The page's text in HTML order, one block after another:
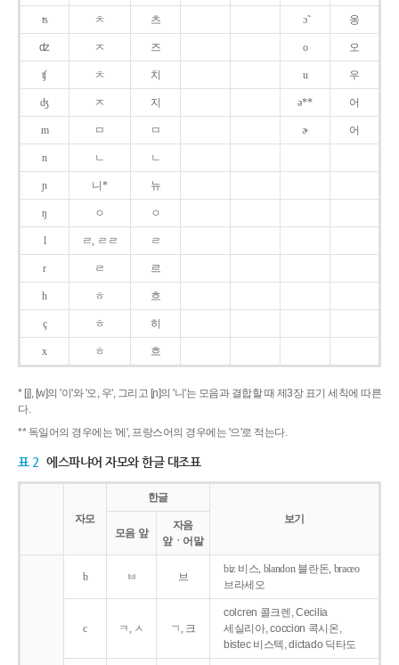
ʦ ㅊ 츠 ɔ̃ 옹
ʣ ㅈ 즈 o 오
ʧ ㅊ 치 u 우
ʤ ㅈ 지 ə** 어
m ㅁ ㅁ ɚ 어
n ㄴ ㄴ
ɲ 니* 뉴
ŋ ㅇ ㅇ
l ㄹ, ㄹㄹ ㄹ
r ㄹ 르
h ㅎ 흐
ç ㅎ 히
x ㅎ 흐
* [j], [w]의 '이'와 '오, 우', 그리고 [ɲ]의 '니'는 모음과 결합할 때 제3장 표기 세칙에 따른
다.
** 독일어의 경우에는 '에', 프랑스어의 경우에는 '으'로 적는다.
표 2 에스파냐어 자모와 한글 대조표
자모
한글
보기
모음 앞
자음
앞ㆍ어말
b ㅂ 브
biz 비스, blandon 블란돈, braceo
브라세오
c ㅋ, ㅅ ㄱ, 크
colcren 콜크렌, Cecilia
세실리아, coccion 콕시온,
bistec 비스텍, dictado 딕타도